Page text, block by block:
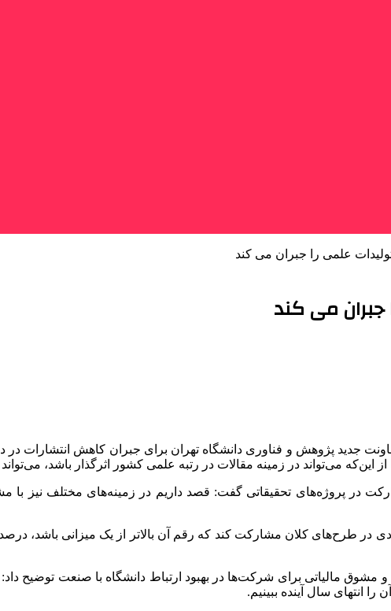
علمی را جبران می کند
می کند
جدید پژوهش و فناوری دانشگاه تهران برای جبران کاهش انتشارات در
می‌تواند در زمینه مقالات در رتبه علمی کشور اثرگذار باشد،
در پروژه‌های تحقیقاتی گفت: قصد داریم در زمینه‌های مختلف نیز با
در طرح‌های کلان مشارکت کند که رقم آن بالاتر از یک میزانی باشد،
مالیاتی برای شرکت‌ها در بهبود ارتباط دانشگاه با صنعت توضیح داد:
را انتهای سال آینده ببینیم.